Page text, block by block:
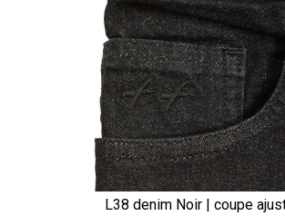
L38 denim Noir | coupe